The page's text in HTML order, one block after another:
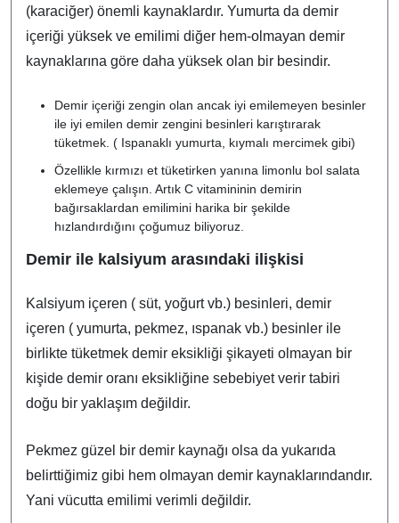
(karaciğer) önemli kaynaklardır. Yumurta da demir
içeriği yüksek ve emilimi diğer hem-olmayan demir
kaynaklarına göre daha yüksek olan bir besindir.
Demir içeriği zengin olan ancak iyi emilemeyen besinler
ile iyi emilen demir zengini besinleri karıştırarak
tüketmek. ( Ispanaklı yumurta, kıymalı mercimek gibi)
Özellikle kırmızı et tüketirken yanına limonlu bol salata
eklemeye çalışın. Artık C vitamininin demirin
bağırsaklardan emilimini harika bir şekilde
hızlandırdığını çoğumuz biliyoruz.
Demir ile kalsiyum arasındaki ilişkisi
Kalsiyum içeren ( süt, yoğurt vb.) besinleri, demir
içeren ( yumurta, pekmez, ıspanak vb.) besinler ile
birlikte tüketmek demir eksikliği şikayeti olmayan bir
kişide demir oranı eksikliğine sebebiyet verir tabiri
doğu bir yaklaşım değildir.
Pekmez güzel bir demir kaynağı olsa da yukarıda
belirttiğimiz gibi hem olmayan demir kaynaklarındandır.
Yani vücutta emilimi verimli değildir.